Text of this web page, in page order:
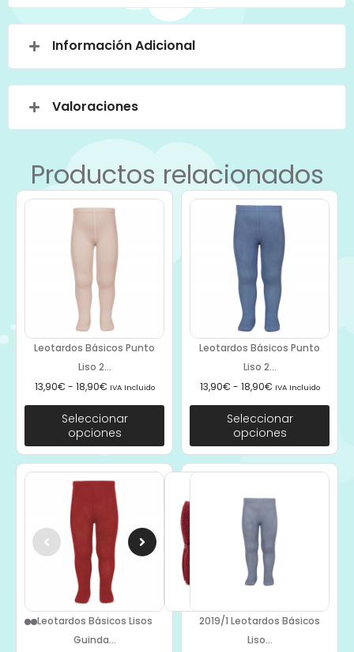
Información Adicional
Valoraciones
Productos relacionados
Leotardos Básicos Punto
Liso 2...
13,90€ - 18,90€ IVA Incluido
Seleccionar
opciones
Leotardos Básicos Punto
Liso 2...
13,90€ - 18,90€ IVA Incluido
Seleccionar
opciones
Leotardos Básicos Lisos
Guinda...
2019/1 Leotardos Básicos
Liso...